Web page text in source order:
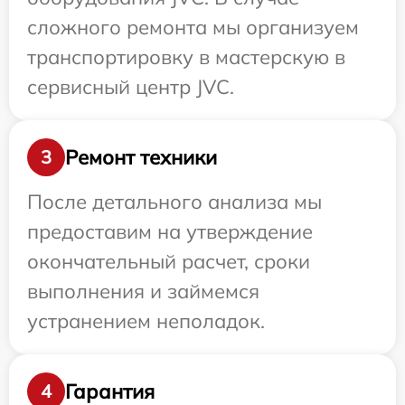
сложного ремонта мы организуем
транспортировку в мастерскую в
сервисный центр JVC.
3
Ремонт техники
После детального анализа мы
предоставим на утверждение
окончательный расчет, сроки
выполнения и займемся
устранением неполадок.
4 Гарантия